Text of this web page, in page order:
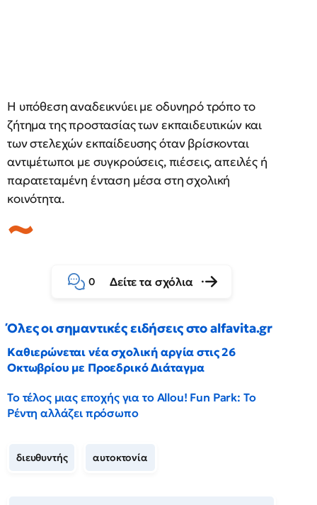
Η υπόθεση αναδεικνύει με οδυνηρό τρόπο το
ζήτημα της προστασίας των εκπαιδευτικών και
των στελεχών εκπαίδευσης όταν βρίσκονται
αντιμέτωποι με συγκρούσεις, πιέσεις, απειλές ή
παρατεταμένη ένταση μέσα στη σχολική
κοινότητα.
0 Δείτε τα σχόλια
Όλες οι σημαντικές ειδήσεις στο alfavita.gr
Καθιερώνεται νέα σχολική αργία στις 26
Οκτωβρίου με Προεδρικό Διάταγμα
Το τέλος μιας εποχής για το Allou! Fun Park: Το
Ρέντη αλλάζει πρόσωπο
διευθυντής αυτοκτονία